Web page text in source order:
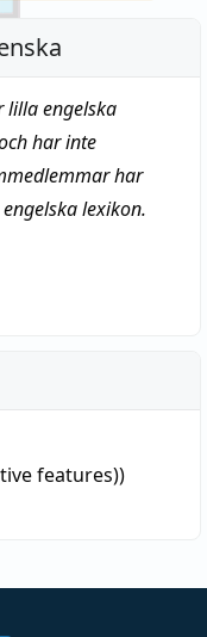
lilla engelska
har inte
har
lexikon.
features))